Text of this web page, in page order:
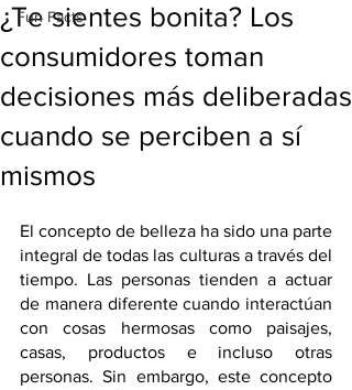
Fun Facts
¿Te sientes bonita? Los
consumidores toman
decisiones más deliberadas
cuando se perciben a sí
mismos
El concepto de belleza ha sido una parte
integral de todas las culturas a través del
tiempo. Las personas tienden a actuar
de manera diferente cuando interactúan
con cosas hermosas como paisajes,
casas, productos e incluso otras
personas. Sin embargo, este concepto